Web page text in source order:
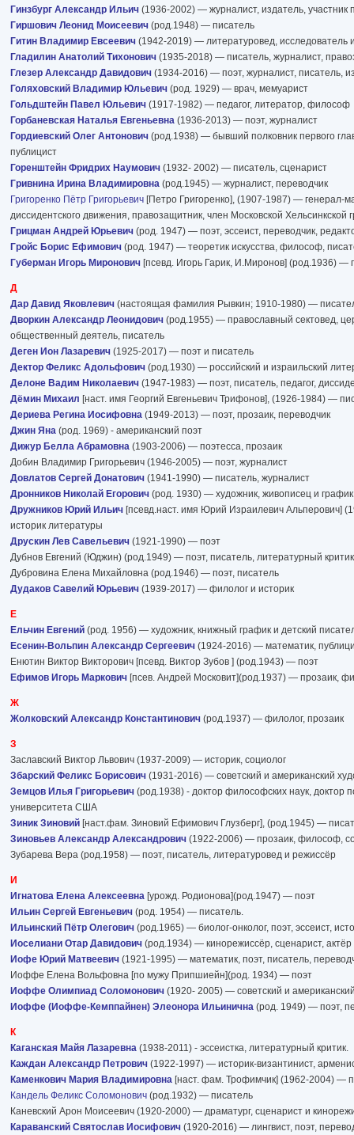
Гинзбург Александр Ильич (1936-2002) — журналист, издатель,
Гиршович Леонид Моисеевич (род.1948) — писатель
Гитин Владимир Евсеевич (1942-2019) — литературовед, исследователь
Гладилин Анатолий Тихонович (1935-2018) — писатель, журналист,
Глезер Александр Давидович (1934-2016) — поэт, журналист, писатель,
Голяховский Владимир Юльевич (род. 1929) — врач, мемуарист
Гольдштейн Павел Юльевич (1917-1982) — педагог, литератор, философ
Горбаневская Наталья Евгеньевна (1936-2013) — поэт, журналист
Гордиевский Олег Антонович (род.1938) — бывший полковник первого
публицист
Горенштейн Фридрих Наумович (1932- 2002) — писатель, сценарист
Гривнина Ирина Владимировна (род.1945) — журналист, переводчик
Григоренко Пётр Григорьевич [Петро Григоренко], (1907-1987) — генерал-
диссидентского движения, правозащитник, член Московской Хельсинкской
Грицман Андрей Юрьевич (род. 1947) — поэт, эссеист, переводчик,
Гройс Борис Ефимович (род. 1947) — теоретик искусства, философ,
Губерман Игорь Миронович [псевд. Игорь Гарик, И.Миронов] (род.1936) —
Д
Дар Давид Яковлевич (настоящая фамилия Рывкин; 1910-1980) —
Дворкин Александр Леонидович (род.1955) — православный сектовед,
общественный деятель, писатель
Деген Ион Лазаревич (1925-2017) — поэт и писатель
Дектор Феликс Адольфович (род.1930) — российский и израильский
Делоне Вадим Николаевич (1947-1983) — поэт, писатель, педагог,
Дёмин Михаил [наст. имя Георгий Евгеньевич Трифонов], (1926-1984) —
Дериева Регина Иосифовна (1949-2013) — поэт, прозаик, переводчик
Джин Яна (род. 1969) - американский поэт
Дижур Белла Абрамовна (1903-2006) — поэтесса, прозаик
Добин Владимир Григорьевич (1946-2005) — поэт, журналист
Довлатов Сергей Донатович (1941-1990) — писатель, журналист
Дронников Николай Егорович (род. 1930) — художник, живописец и график,
Дружников Юрий Ильич [псевд.наст. имя Юрий Израилевич Альперович]
историк литературы
Друскин Лев Савельевич (1921-1990) — поэт
Дубнов Евгений (Юджин) (род.1949) — поэт, писатель, литературный критик
Дубровина Елена Михайловна (род.1946) — поэт, писатель
Дудаков Савелий Юрьевич (1939-2017) — филолог и историк
Е
Ельчин Евгений (род. 1956) — художник, книжный график и детский
Есенин-Вольпин Александр Сергеевич (1924-2016) — математик,
Енютин Виктор Викторович [псевд. Виктор Зубов ] (род.1943) — поэт
Ефимов Игорь Маркович [псев. Андрей Московит](род.1937) — прозаик,
Ж
Жолковский Александр Константинович (род.1937) — филолог, прозаик
З
Заславский Виктор Львович (1937-2009) — историк, социолог
Збарский Феликс Борисович (1931-2016) — советский и американский
Земцов Илья Григорьевич (род.1938) - доктор философских наук, доктор
университета США
Зиник Зиновий [наст.фам. Зиновий Ефимович Глузберг], (род.1945) —
Зиновьев Александр Александрович (1922-2006) — прозаик, философ,
Зубарева Вера (род.1958) — поэт, писатель, литературовед и режиссёр
И
Игнатова Елена Алексеевна [урожд. Родионова](род.1947) — поэт
Ильин Сергей Евгеньевич (род. 1954) — писатель.
Ильинский Пётр Олегович (род.1965) — биолог-онколог, поэт, эссеист,
Иоселиани Отар Давидович (род.1934) — кинорежиссёр, сценарист, актёр
Иофе Юрий Матвеевич (1921-1995) — математик, поэт, писатель,
Иоффе Елена Вольфовна [по мужу Припшиейн](род. 1934) — поэт
Иоффе Олимпиад Соломонович (1920- 2005) — советский и
Иоффе (Иоффе-Кемппайнен) Элеонора Ильинична (род. 1949) — поэт,
К
Каганская Майя Лазаревна (1938-2011) - эссеистка, литературный критик.
Каждан Александр Петрович (1922-1997) — историк-византинист,
Каменкович Мария Владимировна [наст. фам. Трофимчик] (1962-2004) —
Кандель Феликс Соломонович (род.1932) — писатель
Каневский Арон Моисеевич (1920-2000) — драматург, сценарист и
Караванский Святослав Иосифович (1920-2016) — лингвист, поэт,